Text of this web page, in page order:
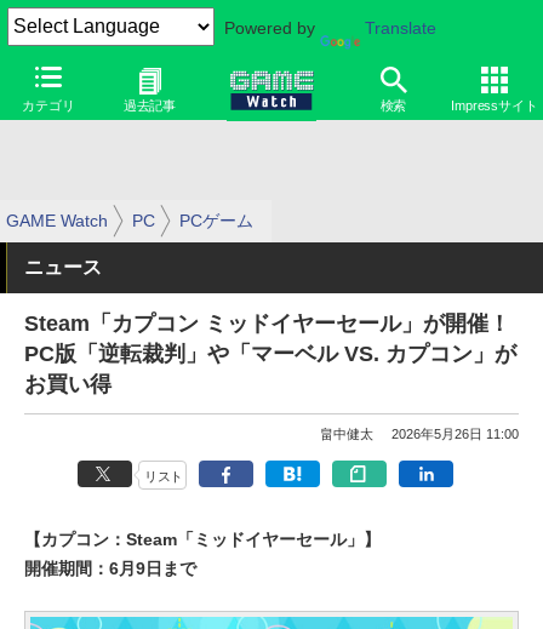
Powered by Translate
カテゴリ 過去記事 検索 Impressサイト
GAME Watch PC PCゲーム
ニュース
Steam「カプコン ミッドイヤーセール」が開催！
PC版「逆転裁判」や「マーベル VS. カプコン」が
お買い得
畠中健太 2026年5月26日 11:00
リスト
【カプコン：Steam「ミッドイヤーセール」】
開催期間：6月9日まで